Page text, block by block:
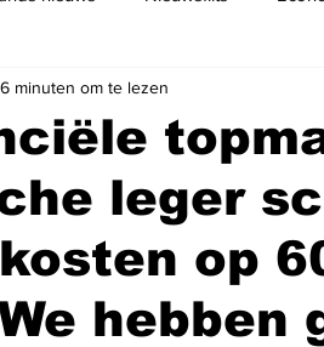
Podcast
leger
op
hebben
6 minuten om te lezen